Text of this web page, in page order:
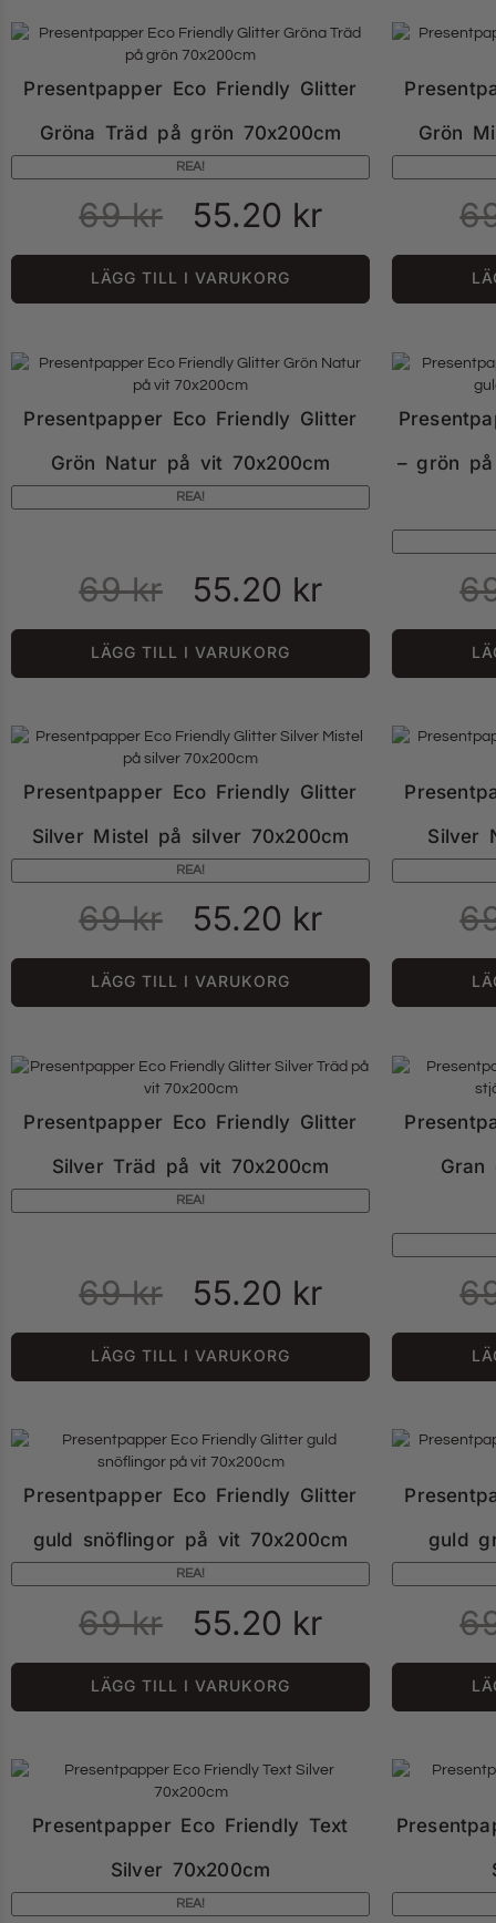
Presentpapper Eco Friendly Glitter
Gröna Träd på grön 70x200cm
REA!
69kr 55.20 kr
LÄGG TILL I VARUKORG
Grön
Presentpapper Eco Friendly Glitter
Grön Natur på vit 70x200cm
REA!
69kr 55.20 kr
LÄGG TILL I VARUKORG
– grön
Presentpapper Eco Friendly Glitter
Silver Mistel på silver 70x200cm
REA!
69kr 55.20 kr
LÄGG TILL I VARUKORG
Silver
Presentpapper Eco Friendly Glitter
Silver Träd på vit 70x200cm
REA!
69kr 55.20 kr
LÄGG TILL I VARUKORG
Gran
Presentpapper Eco Friendly Glitter
guld snöflingor på vit 70x200cm
REA!
69kr 55.20 kr
LÄGG TILL I VARUKORG
guld
Presentpapper Eco Friendly Text
Silver 70x200cm
REA!